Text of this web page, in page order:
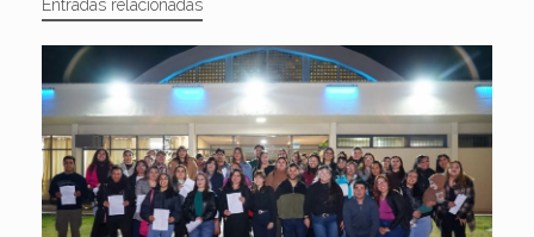
Entradas relacionadas